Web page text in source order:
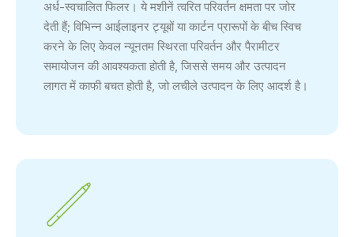
अर्ध-स्वचालित फिलर। ये मशीनें त्वरित परिवर्तन क्षमता पर जोर
देती हैं; विभिन्न आईलाइनर ट्यूबों या कार्टन प्रारूपों के बीच स्विच
करने के लिए केवल न्यूनतम स्थिरता परिवर्तन और पैरामीटर
समायोजन की आवश्यकता होती है, जिससे समय और उत्पादन
लागत में काफी बचत होती है, जो लचीले उत्पादन के लिए आदर्श है।